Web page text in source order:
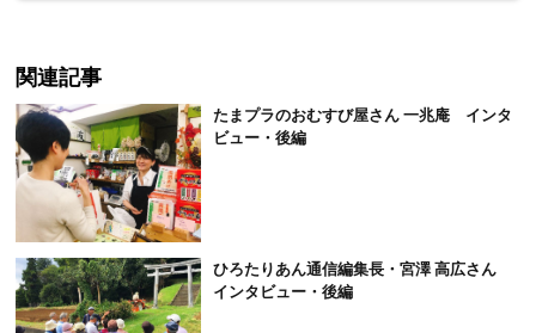
関連記事
たまプラのおむすび屋さん 一兆庵 インタ
ビュー・後編
ひろたりあん通信編集長・宮澤 高広さん
インタビュー・後編